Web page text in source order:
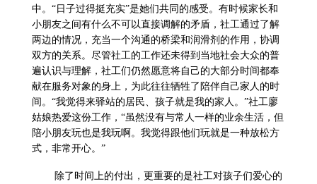
中。“日子过得挺充实”是她们共同的感受。有时候家长和
小朋友之间有什么不可以直接调解的矛盾，社工通过了解
两边的情况，充当一个沟通的桥梁和润滑剂的作用，协调
双方的关系。尽管社工的工作还未得到当地社会大众的普
遍认识与理解，社工们仍然愿意将自己的大部分时间都奉
献在服务对象的身上，为此往往牺牲了陪伴自己家人的时
间。“我觉得来驿站的居民、孩子就是我的家人。”社工廖
姑娘热爱这份工作，“虽然没有与常人一样的业余生活，但
陪小朋友玩也是我玩啊。我觉得跟他们玩就是一种放松方
式，非常开心。”
除了时间上的付出，更重要的是社工对孩子们爱心的